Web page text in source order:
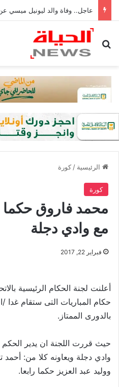
عاجل.. وفاة والد ليونيل ميسي عن عمر 68 عامًا في
بحث عن
الرئيسية / كورة
كورة
محمد فاروق حكما
مع وادي دجلة
فبراير 22, 2017
أعلنت لجنة الحكام الرئيسية
بالدورى الممتاز.
حيث قررت اللجنة ان يدير الحكم
وادي دجلة ويعاونه كلا من:
ووليد عبد العزيز حكما رابعا.